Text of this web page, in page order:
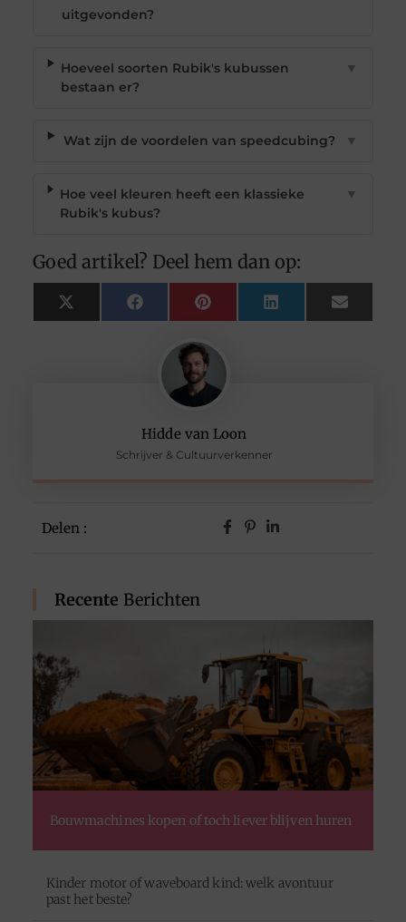
Hidde van Loon
Schrijver & Cultuurverkenner
Delen :
Recente Berichten
Bouwmachines kopen of toch liever blijven huren
Kinder motor of waveboard kind: welk avontuur
past het beste?
uitgevonden?
Hoeveel soorten Rubik's kubussen
bestaan er?
▼
Wat zijn de voordelen van speedcubing? ▼
Hoe veel kleuren heeft een klassieke
Rubik's kubus?
▼
Goed artikel? Deel hem dan op:
X
(Twitter)
FacebookPinterest LinkedIn Email